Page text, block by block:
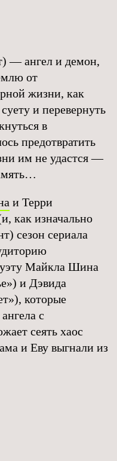
— ангел и демон,
от
жизни, как
и перевернуть
в
предотвратить
им не удастся —
и Терри
как изначально
сезон сериала
Майкла Шина
и Дэвида
которые
с
сеять хаос
и Еву выгнали из